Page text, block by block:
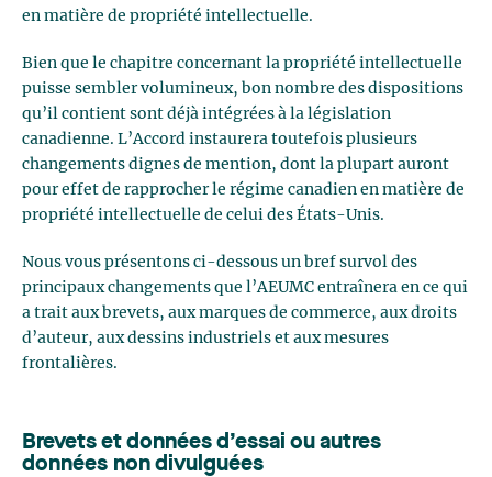
en matière de propriété intellectuelle.
Bien que le chapitre concernant la propriété intellectuelle
puisse sembler volumineux, bon nombre des dispositions
qu’il contient sont déjà intégrées à la législation
canadienne. L’Accord instaurera toutefois plusieurs
changements dignes de mention, dont la plupart auront
pour effet de rapprocher le régime canadien en matière de
propriété intellectuelle de celui des États-Unis.
Nous vous présentons ci-dessous un bref survol des
principaux changements que l’AEUMC entraînera en ce qui
a trait aux brevets, aux marques de commerce, aux droits
d’auteur, aux dessins industriels et aux mesures
frontalières.
Brevets et données d’essai ou autres
données non divulguées